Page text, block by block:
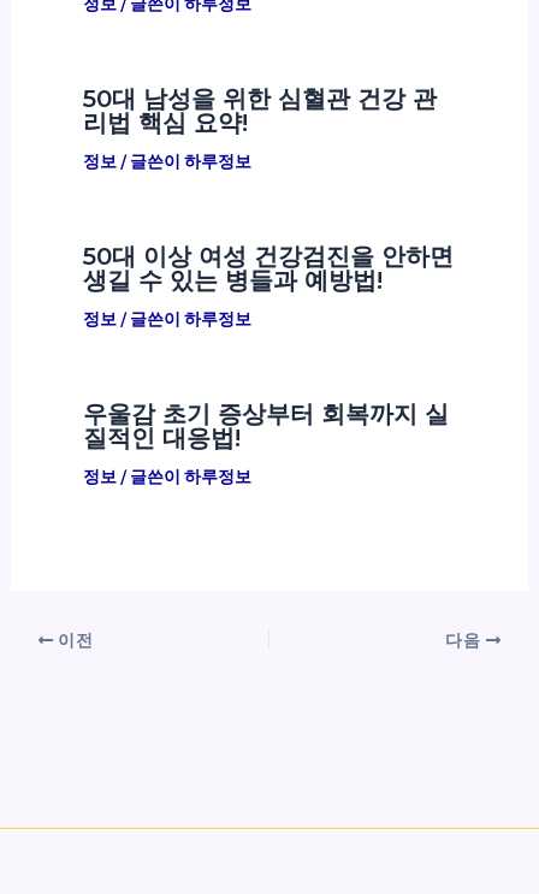
50대 남성을 위한 심혈관 건강 관
리법 핵심 요약!
정보/ 글쓴이 하루정보
50대 이상 여성 건강검진을 안하면
생길 수 있는 병들과 예방법!
정보/ 글쓴이 하루정보
우울감 초기 증상부터 회복까지 실
질적인 대응법!
정보/ 글쓴이 하루정보
이전 다음